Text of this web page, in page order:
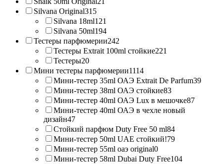
Silvana Original315
Silvana 18ml121
Silvana 50ml194
Тестеры парфюмерии242
Тестеры Extrait 100ml стойкие221
Тестеры20
Мини тестеры парфюмерии1114
Мини-тестер 35ml ОАЭ Extrait De Parfum39
Мини-тестер 38ml ОАЭ стойкие83
Мини-тестер 40ml ОАЭ Lux в мешочке87
Мини-тестер 40ml ОАЭ в чехле новый
дизайн47
Стойкий парфюм Duty Free 50 ml84
Мини-тестер 50ml UAE стойкий!79
Мини-тестер 55ml оаэ original0
Мини-тестер 58ml Dubai Duty Free104